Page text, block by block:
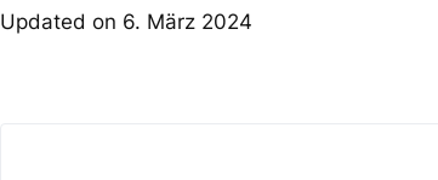
Updated on 6. März 2024